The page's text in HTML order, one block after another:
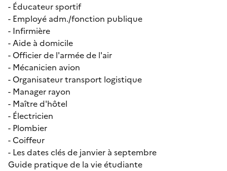
- Éducateur sportif
- Employé adm./fonction publique
- Infirmière
- Aide à domicile
- Officier de l'armée de l'air
- Mécanicien avion
- Organisateur transport logistique
- Manager rayon
- Maître d'hôtel
- Électricien
- Plombier
- Coiffeur
- Les dates clés de janvier à septembre
Guide pratique de la vie étudiante